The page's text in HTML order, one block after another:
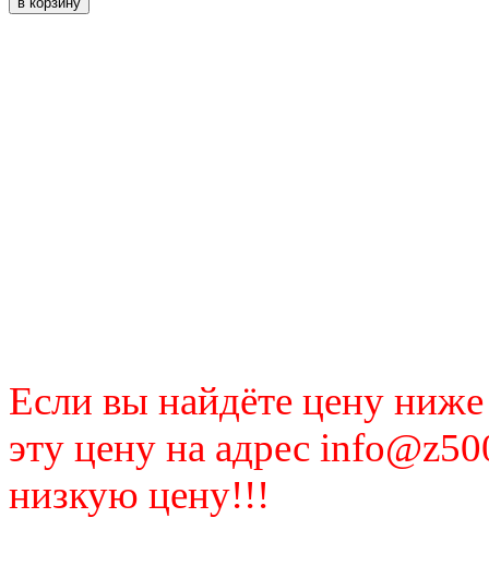
Если вы найдёте цену
эту цену на адрес
низкую цену!!!